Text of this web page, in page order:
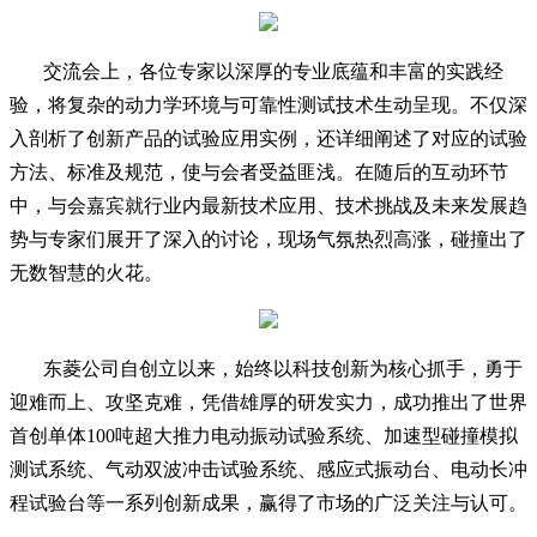
交流会上，各位专家以深厚的专业底蕴和丰富的实践经
验，将复杂的动力学环境与可靠性测试技术生动呈现。不仅深
入剖析了创新产品的试验应用实例，还详细阐述了对应的试验
方法、标准及规范，使与会者受益匪浅。在随后的互动环节
中，与会嘉宾就行业内最新技术应用、技术挑战及未来发展趋
势与专家们展开了深入的讨论，现场气氛热烈高涨，碰撞出了
无数智慧的火花。
东菱公司自创立以来，始终以科技创新为核心抓手，勇于
迎难而上、攻坚克难，凭借雄厚的研发实力，成功推出了世界
首创单体100吨超大推力电动振动试验系统、加速型碰撞模拟
测试系统、气动双波冲击试验系统、感应式振动台、电动长冲
程试验台等一系列创新成果，赢得了市场的广泛关注与认可。